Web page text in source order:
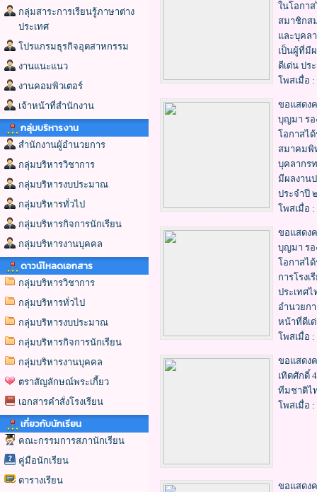
กลุ่มสาระการเรียนรู้ภาษาต่าง
ประเทศ
โปรแกรมธุรกิจอุตสาหกรรม
งานแนะแนว
งานคอมพิวเตอร์
เจ้าหน้าที่สำนักงาน
กลุ่มบริหารงาน
สำนักงานผู้อำนวยการ
กลุ่มบริหารวิชาการ
กลุ่มบริหารงบประมาณ
กลุ่มบริหารทั่วไป
กลุ่มบริหารกิจการนักเรียน
กลุ่มบริหารงานบุคคล
ดาวน์โหลดเอกสาร
กลุ่มบริหารวิชาการ
กลุ่มบริหารทั่วไป
กลุ่มบริหารงบประมาณ
กลุ่มบริหารกิจการนักเรียน
กลุ่มบริหารงานบุคคล
ตราสัญลักษณ์พระเกี้ยว
เอกสารคำสั่งโรงเรียน
เกี่ยวกับนักเรียน
คณะกรรมการสภานักเรียน
คู่มือนักเรียน
ตารางเรียน
ในโอกาส
สมาชิกส
และบุคล
เป็นผู้ที่มี
ดีเด่น ปร
โพสเมื่อ :
ขอแสดง
บุญมา รอ
โอกาสไ
สมาคมพิ
บุคลากร
มีผลงาน
ประจำปี
โพสเมื่อ :
ขอแสดง
บุญมา รอ
โอกาสไ
การโรง
ประเทศไ
อำนวยก
หน้าที่ดีเ
โพสเมื่อ :
ขอแสดง
เทิดศักดิ์
ทีมชาติไ
โพสเมื่อ :
ขอแสดง